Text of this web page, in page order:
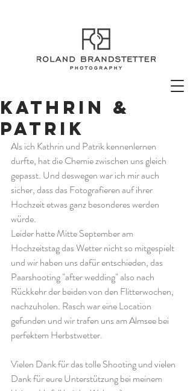
Kathrin &
Patrik
Als ich Kathrin und Patrik kennenlernen
durfte, hat die Chemie zwischen uns gleich
gepasst. Und deswegen war ich mir auch
sicher, dass das Fotografieren auf ihrer
Hochzeit etwas ganz besonderes werden
würde.
Leider hatte Mitte September am
Hochzeitstag das Wetter nicht so mitgespielt
und wir haben uns dafür entschieden, das
Paarshooting "after wedding" also nach
Rückkehr der beiden von den Flitterwochen,
nachzuholen. Rasch war eine Location
gefunden und wir trafen uns am Almsee bei
perfektem Herbstwetter.
Vielen Dank für das tolle Shooting und vielen
Dank für eure Unterstützung bei meinem